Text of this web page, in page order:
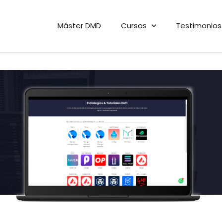
Máster DMD Cursos Testimonios